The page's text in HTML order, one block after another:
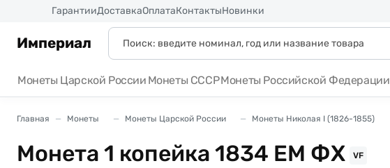
ГарантииДоставкаОплатаКонтактыНовинки
Империал
Монеты Царской России Монеты СССРМонеты Российской Федерации
Главная Монеты Монеты Царской России Монеты Николая I (1826-1855)
Монета 1 копейка 1834 ЕМ ФХ VF